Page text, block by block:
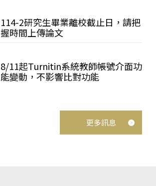
114-2研究生畢業離校截止日，請把
握時間上傳論文
8/11起Turnitin系統教師帳號介面功
能變動，不影響比對功能
更多訊息